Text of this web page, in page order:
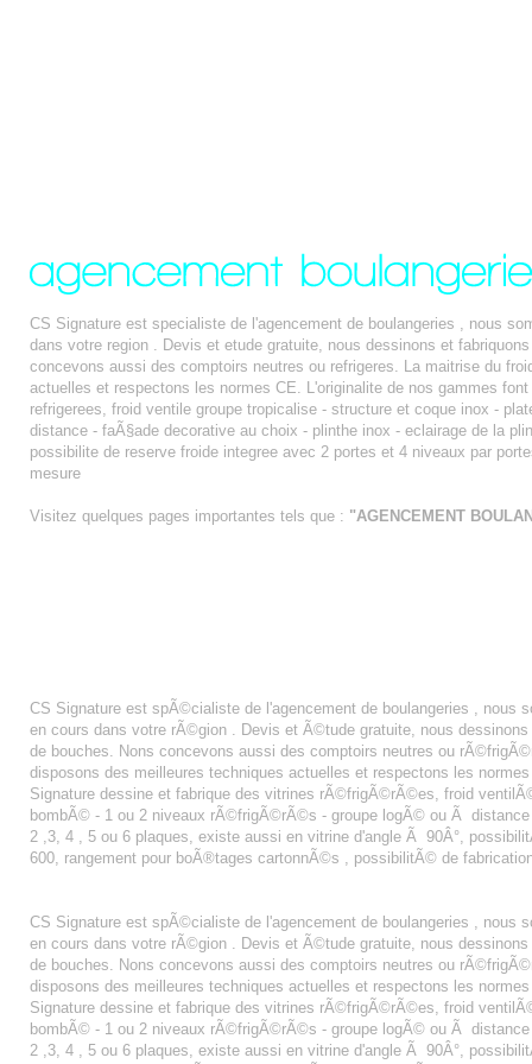
CS Signature est specialiste de l'agencement de boulangeries , nous
dans votre region . Devis et etude gratuite, nous dessinons et
concevons aussi des comptoirs neutres ou refrigeres. La maitrise du
actuelles et respectons les normes CE. L'originalite de nos gammes
refrigerees, froid ventile groupe tropicalise - structure et coque inox -
distance - faÃ§ade decorative au choix - plinthe inox - eclairage de la
possibilite de reserve froide integree avec 2 portes et 4 niveaux par
mesure
Visitez quelques pages importantes tels que : "AGENCEMENT
CS Signature est spÃ©cialiste de l'agencement de boulangeries ,
en cours dans votre rÃ©gion . Devis et Ã©tude gratuite, nous
de bouches. Nons concevons aussi des comptoirs neutres ou
disposons des meilleures techniques actuelles et respectons les
Signature dessine et fabrique des vitrines rÃ©frigÃ©rÃ©es, froid
bombÃ© - 1 ou 2 niveaux rÃ©frigÃ©rÃ©s - groupe logÃ© ou Ã
2 ,3, 4 , 5 ou 6 plaques, existe aussi en vitrine d'angle Ã 90Â°,
600, rangement pour boÃ®tages cartonnÃ©s , possibilitÃ© de
CS Signature est spÃ©cialiste de l'agencement de boulangeries ,
en cours dans votre rÃ©gion . Devis et Ã©tude gratuite, nous
de bouches. Nons concevons aussi des comptoirs neutres ou
disposons des meilleures techniques actuelles et respectons les
Signature dessine et fabrique des vitrines rÃ©frigÃ©rÃ©es, froid
bombÃ© - 1 ou 2 niveaux rÃ©frigÃ©rÃ©s - groupe logÃ© ou Ã
2 ,3, 4 , 5 ou 6 plaques, existe aussi en vitrine d'angle Ã 90Â°,